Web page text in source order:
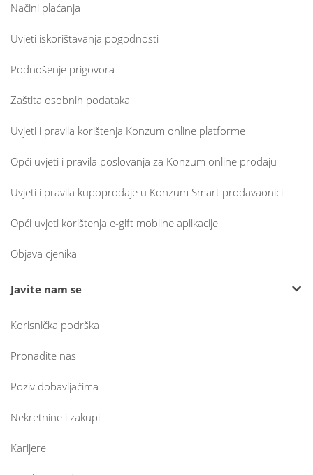
Načini plaćanja
Uvjeti iskorištavanja pogodnosti
Podnošenje prigovora
Zaštita osobnih podataka
Uvjeti i pravila korištenja Konzum online platforme
Opći uvjeti i pravila poslovanja za Konzum online prodaju
Uvjeti i pravila kupoprodaje u Konzum Smart prodavaonici
Opći uvjeti korištenja e-gift mobilne aplikacije
Objava cjenika
Javite nam se
Korisnička podrška
Pronađite nas
Poziv dobavljačima
Nekretnine i zakupi
Karijere